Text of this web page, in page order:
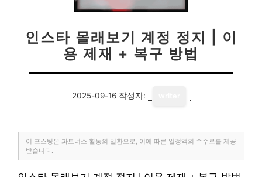
인스타 몰래보기 계정 정지 | 이
용 제재 + 복구 방법
2025-09-16 작성자:
이 포스팅은 파트너스 활동의 일환으로, 이에 따른 일정액의 수수료를 제공
받습니다.